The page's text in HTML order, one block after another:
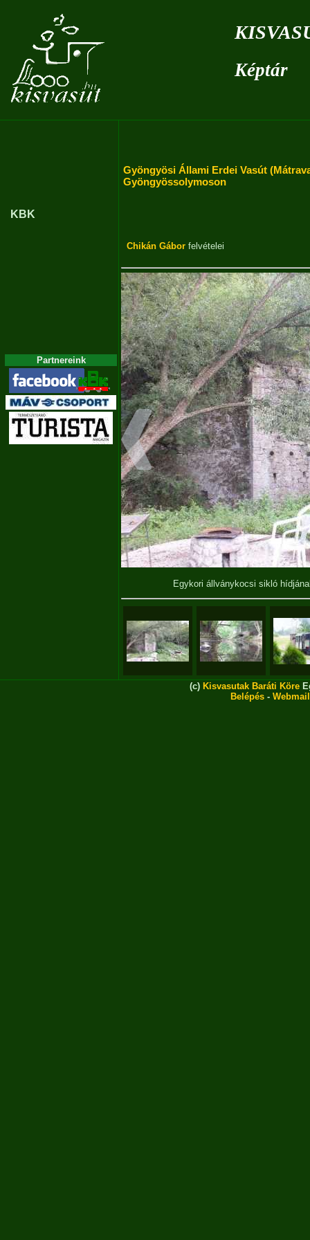
Képtár
KBK
Partnereink
Gyöngyösi Állami Erdei Vasút
Gyöngyössolymoson
Chikán Gábor felvételei
Egykori állványkocsi sikló
(c) Kisvasutak Baráti Köre
Belépés - Webmail